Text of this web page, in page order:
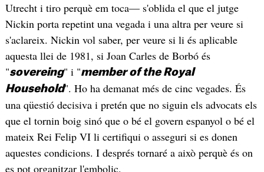
Utrecht i tiro perquè em toca— s'oblida el que el jutge
Nickin porta repetint una vegada i una altra per veure si
s'aclareix. Nickin vol saber, per veure si li és aplicable
aquesta llei de 1981, si Joan Carles de Borbó és
"sovereing" i "member of the Royal
Household". Ho ha demanat més de cinc vegades. És
una qüestió decisiva i pretén que no siguin els advocats els
que el tornin boig sinó que o bé el govern espanyol o bé el
mateix Rei Felip VI li certifiqui o asseguri si es donen
aquestes condicions. I després tornaré a això perquè és on
es pot organitzar l'embolic.